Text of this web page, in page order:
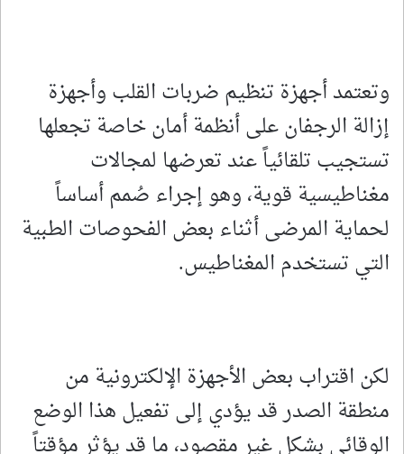
وتعتمد أجهزة تنظيم ضربات القلب وأجهزة
إزالة الرجفان على أنظمة أمان خاصة تجعلها
تستجيب تلقائياً عند تعرضها لمجالات
مغناطيسية قوية، وهو إجراء صُمم أساساً
لحماية المرضى أثناء بعض الفحوصات الطبية
التي تستخدم المغناطيس.
لكن اقتراب بعض الأجهزة الإلكترونية من
منطقة الصدر قد يؤدي إلى تفعيل هذا الوضع
الوقائي بشكل غير مقصود، ما قد يؤثر مؤقتاً